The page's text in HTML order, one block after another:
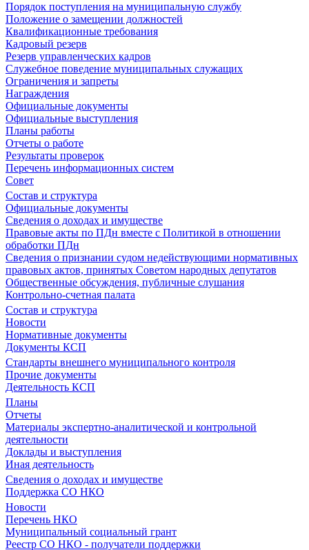
Порядок поступления на муниципальную службу
Положение о замещении должностей
Квалификационные требования
Кадровый резерв
Резерв управленческих кадров
Служебное поведение муниципальных служащих
Ограничения и запреты
Награждения
Официальные документы
Официальные выступления
Планы работы
Отчеты о работе
Результаты проверок
Перечень информационных систем
Совет
Состав и структура
Официальные документы
Сведения о доходах и имуществе
Правовые акты по ПДн вместе с Политикой в отношении
обработки ПДн
Сведения о признании судом недействующими нормативных
правовых актов, принятых Советом народных депутатов
Общественные обсуждения, публичные слушания
Контрольно-счетная палата
Состав и структура
Новости
Нормативные документы
Документы КСП
Стандарты внешнего муниципального контроля
Прочие документы
Деятельность КСП
Планы
Отчеты
Материалы экспертно-аналитической и контрольной
деятельности
Доклады и выступления
Иная деятельность
Сведения о доходах и имуществе
Поддержка СО НКО
Новости
Перечень НКО
Муниципальный социальный грант
Реестр СО НКО - получатели поддержки